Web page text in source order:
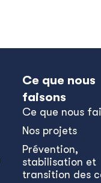
Ce que nous
faisons
Ce que nous
Nos projets
Prévention,
stabilisation et
transition des